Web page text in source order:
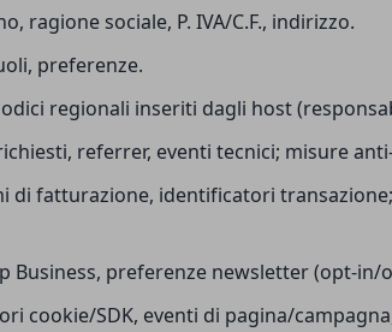
ragione sociale, P. IVA/C.F., indirizzo.
preferenze.
regionali inseriti dagli host
referrer, eventi tecnici; misure
di fatturazione, identificatori
Business, preferenze newsletter (opt-
cookie/SDK, eventi di pagina/